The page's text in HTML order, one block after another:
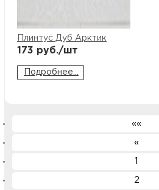
Плинтус Дуб Арктик
173 руб./шт
Подробнее...
««
«
1
2